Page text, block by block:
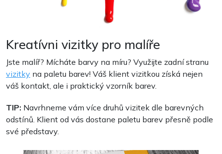
Kreatívni vizitky pro malíře
Jste malíř? Mícháte barvy na míru? Využijte zadní stranu
vizitky na paletu barev! Váš klient vizitkou získá nejen
váš kontakt, ale i praktický vzorník barev.
TIP: Navrhneme vám více druhů vizitek dle barevných
odstínů. Klient od vás dostane paletu barev přesně podle
své představy.